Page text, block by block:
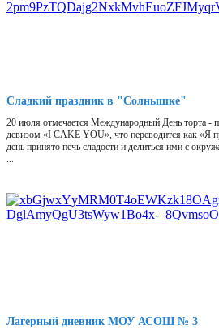
Сладкий праздник в "Солнышке"
20 июля отмечается Международный День торта -
девизом «I CAKE YOU», что переводится как «Я
день принято печь сладости и делиться ими с
...
Лагерный дневник МОУ АСОШ № 3